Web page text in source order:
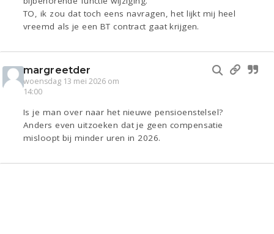
TO, ik zou dat toch eens navragen, het lijkt mij heel
vreemd als je een BT contract gaat krijgen.
margreetder
woensdag 13 mei 2026 om
14:00
Is je man over naar het nieuwe pensioenstelsel?
Anders even uitzoeken dat je geen compensatie
misloopt bij minder uren in 2026.